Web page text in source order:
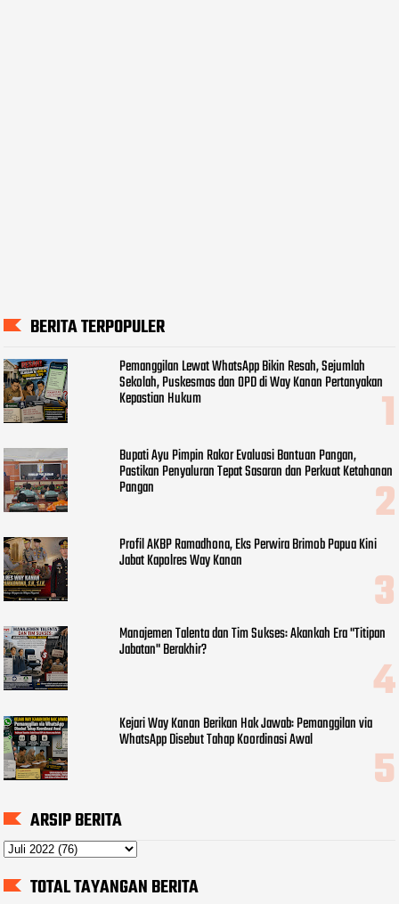
BERITA TERPOPULER
Pemanggilan Lewat WhatsApp Bikin Resah, Sejumlah
Sekolah, Puskesmas dan OPD di Way Kanan Pertanyakan
Kepastian Hukum
Bupati Ayu Pimpin Rakor Evaluasi Bantuan Pangan,
Pastikan Penyaluran Tepat Sasaran dan Perkuat Ketahanan
Pangan
Profil AKBP Ramadhona, Eks Perwira Brimob Papua Kini
Jabat Kapolres Way Kanan
Manajemen Talenta dan Tim Sukses: Akankah Era "Titipan
Jabatan" Berakhir?
Kejari Way Kanan Berikan Hak Jawab: Pemanggilan via
WhatsApp Disebut Tahap Koordinasi Awal
ARSIP BERITA
TOTAL TAYANGAN BERITA